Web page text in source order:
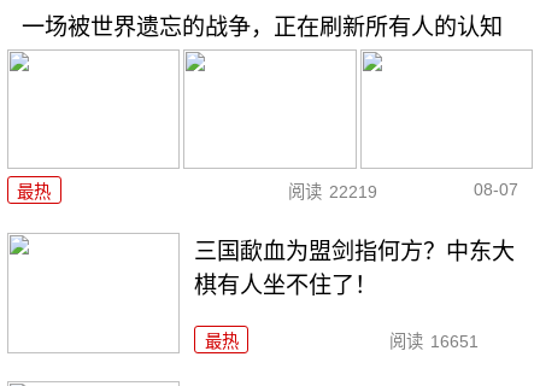
一场被世界遗忘的战争，正在刷新所有人的认知
最热 阅读 22219 08-07
三国歃血为盟剑指何方？中东大
棋有人坐不住了！
最热 阅读 16651